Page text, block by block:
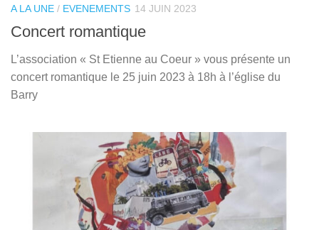
A LA UNE / EVENEMENTS 14 JUIN 2023
Concert romantique
L’association « St Etienne au Coeur » vous présente un
concert romantique le 25 juin 2023 à 18h à l’église du
Barry